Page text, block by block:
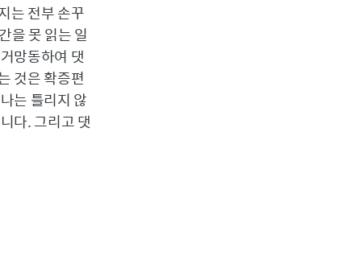
는 전부 손꾸
을 못 읽는 일
망동하여 댓
것은 확증편
는 틀리지 않
다. 그리고 댓